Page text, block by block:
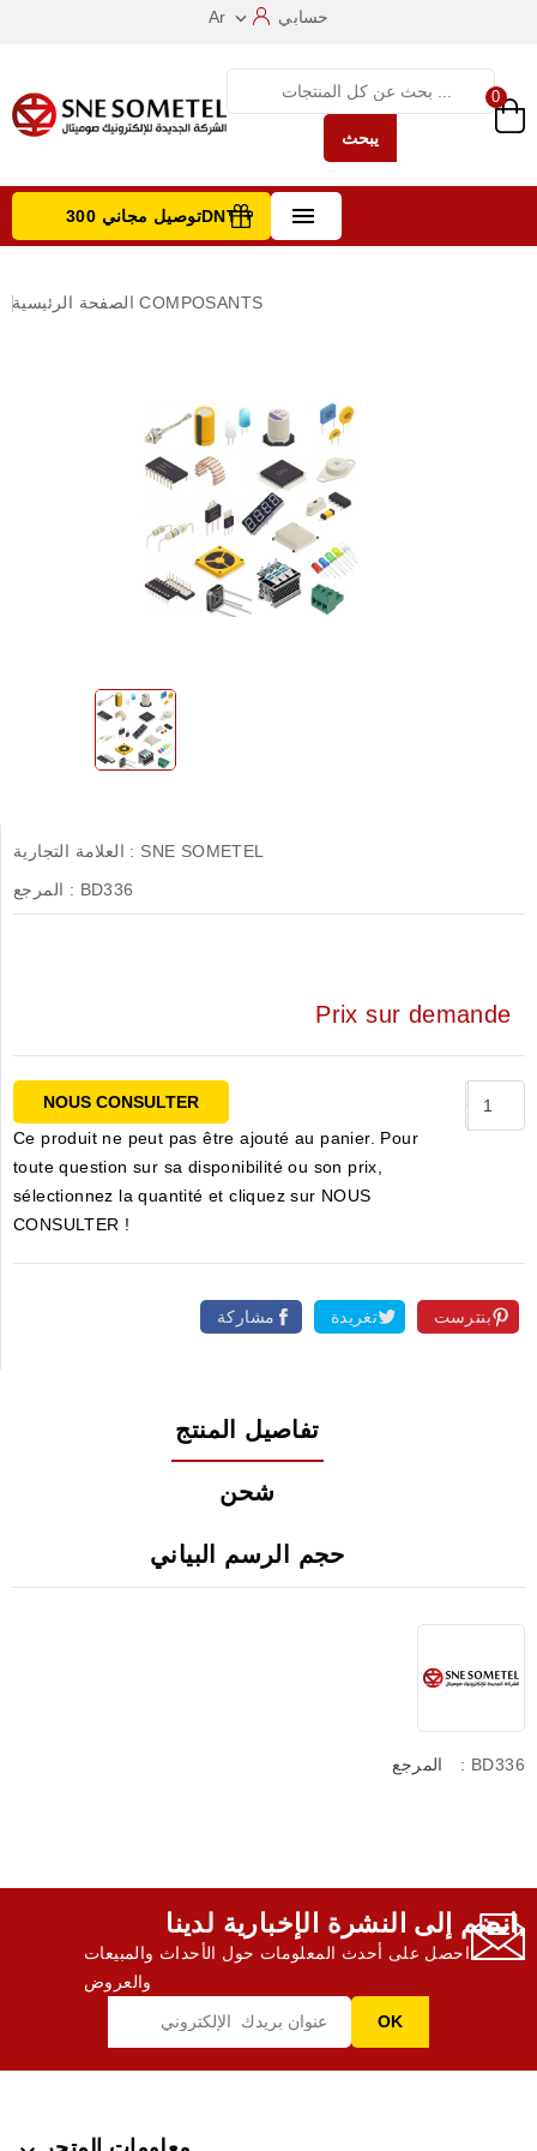
Ar  حسابي
يبحث
0
 توصيل مجاني 300DNT +
الصفحة الرئيسية COMPOSANTS
العلامة التجارية : SNE SOMETEL
المرجع : BD336
Prix sur demande
NOUS CONSULTER
Ce produit ne peut pas être ajouté au panier. Pour
toute question sur sa disponibilité ou son prix,
sélectionnez la quantité et cliquez sur NOUS
CONSULTER !
مشاركة تغريدة بنترست
تفاصيل المنتج
شحن
حجم الرسم البياني
المرجع : BD336
انضم إلى النشرة الإخبارية لدينا,
احصل على أحدث المعلومات حول الأحداث والمبيعات
والعروض